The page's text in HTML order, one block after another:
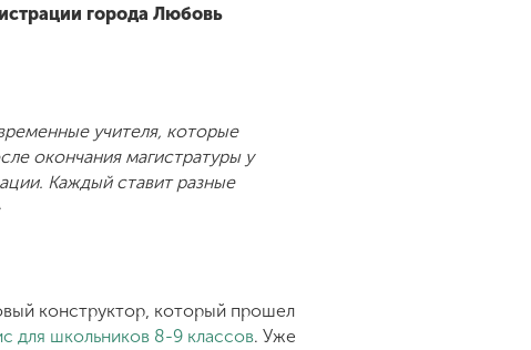
города Любовь
учителя, которые
окончания магистратуры у
Каждый ставит разные
конструктор, который прошел
для школьников 8-9 классов. Уже